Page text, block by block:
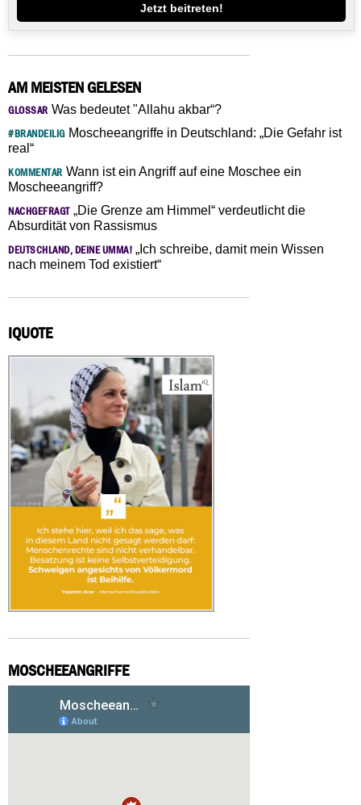
Jetzt beitreten!
AM MEISTEN GELESEN
GLOSSAR Was bedeutet "Allahu akbar“?
#BRANDEILIGMoscheeangriffe in Deutschland: „Die Gefahr ist
real“
KOMMENTAR Wann ist ein Angriff auf eine Moschee ein
Moscheeangriff?
NACHGEFRAGT„Die Grenze am Himmel“ verdeutlicht die
Absurdität von Rassismus
DEUTSCHLAND, DEINE UMMA! „Ich schreibe, damit mein Wissen
nach meinem Tod existiert“
IQUOTE
MOSCHEEANGRIFFE